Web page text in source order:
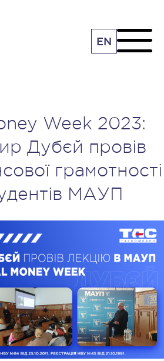
EN
Week 2023:
Дубєй провів
грамотності
МАУП